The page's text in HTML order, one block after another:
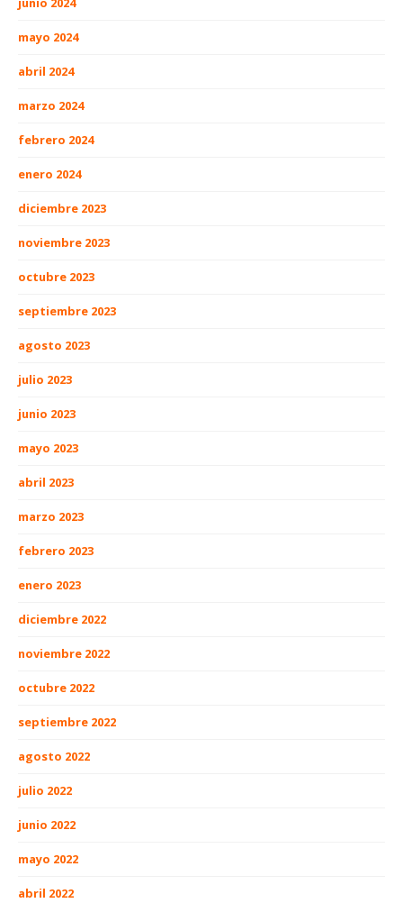
mayo 2024
abril 2024
marzo 2024
febrero 2024
enero 2024
diciembre 2023
noviembre 2023
octubre 2023
septiembre 2023
agosto 2023
julio 2023
junio 2023
mayo 2023
abril 2023
marzo 2023
febrero 2023
enero 2023
diciembre 2022
noviembre 2022
octubre 2022
septiembre 2022
agosto 2022
julio 2022
junio 2022
mayo 2022
abril 2022